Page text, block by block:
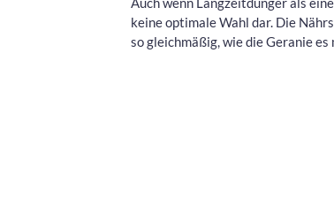
keine optimale Wahl dar. Die
so gleichmäßig, wie die Geranie es